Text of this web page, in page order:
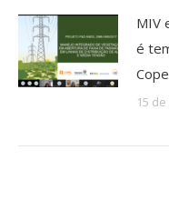
MIV
é
15